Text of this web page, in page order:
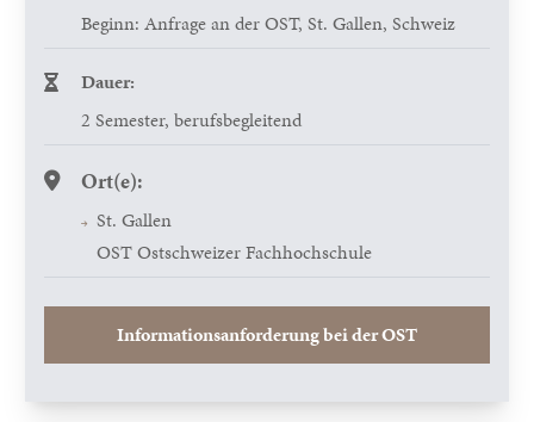
Beginn: Anfrage an der OST, St. Gallen, Schweiz
Dauer:
2 Semester, berufsbegleitend
Ort(e):
St. Gallen
OST Ostschweizer Fachhochschule
Informationsanforderung bei der OST